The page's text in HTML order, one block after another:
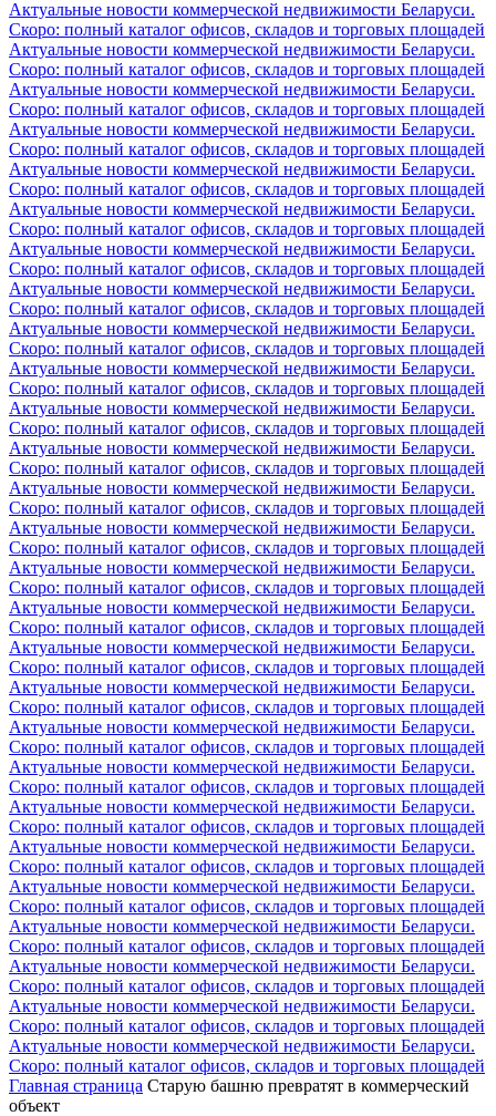
Актуальные новости коммерческой недвижимости Беларуси.
Скоро: полный каталог офисов, складов и торговых площадей
Актуальные новости коммерческой недвижимости Беларуси.
Скоро: полный каталог офисов, складов и торговых площадей
Актуальные новости коммерческой недвижимости Беларуси.
Скоро: полный каталог офисов, складов и торговых площадей
Актуальные новости коммерческой недвижимости Беларуси.
Скоро: полный каталог офисов, складов и торговых площадей
Актуальные новости коммерческой недвижимости Беларуси.
Скоро: полный каталог офисов, складов и торговых площадей
Актуальные новости коммерческой недвижимости Беларуси.
Скоро: полный каталог офисов, складов и торговых площадей
Актуальные новости коммерческой недвижимости Беларуси.
Скоро: полный каталог офисов, складов и торговых площадей
Актуальные новости коммерческой недвижимости Беларуси.
Скоро: полный каталог офисов, складов и торговых площадей
Актуальные новости коммерческой недвижимости Беларуси.
Скоро: полный каталог офисов, складов и торговых площадей
Актуальные новости коммерческой недвижимости Беларуси.
Скоро: полный каталог офисов, складов и торговых площадей
Актуальные новости коммерческой недвижимости Беларуси.
Скоро: полный каталог офисов, складов и торговых площадей
Актуальные новости коммерческой недвижимости Беларуси.
Скоро: полный каталог офисов, складов и торговых площадей
Актуальные новости коммерческой недвижимости Беларуси.
Скоро: полный каталог офисов, складов и торговых площадей
Актуальные новости коммерческой недвижимости Беларуси.
Скоро: полный каталог офисов, складов и торговых площадей
Актуальные новости коммерческой недвижимости Беларуси.
Скоро: полный каталог офисов, складов и торговых площадей
Актуальные новости коммерческой недвижимости Беларуси.
Скоро: полный каталог офисов, складов и торговых площадей
Актуальные новости коммерческой недвижимости Беларуси.
Скоро: полный каталог офисов, складов и торговых площадей
Актуальные новости коммерческой недвижимости Беларуси.
Скоро: полный каталог офисов, складов и торговых площадей
Актуальные новости коммерческой недвижимости Беларуси.
Скоро: полный каталог офисов, складов и торговых площадей
Актуальные новости коммерческой недвижимости Беларуси.
Скоро: полный каталог офисов, складов и торговых площадей
Актуальные новости коммерческой недвижимости Беларуси.
Скоро: полный каталог офисов, складов и торговых площадей
Актуальные новости коммерческой недвижимости Беларуси.
Скоро: полный каталог офисов, складов и торговых площадей
Актуальные новости коммерческой недвижимости Беларуси.
Скоро: полный каталог офисов, складов и торговых площадей
Актуальные новости коммерческой недвижимости Беларуси.
Скоро: полный каталог офисов, складов и торговых площадей
Актуальные новости коммерческой недвижимости Беларуси.
Скоро: полный каталог офисов, складов и торговых площадей
Актуальные новости коммерческой недвижимости Беларуси.
Скоро: полный каталог офисов, складов и торговых площадей
Актуальные новости коммерческой недвижимости Беларуси.
Скоро: полный каталог офисов, складов и торговых площадей
Главная страница Старую башню превратят в коммерческий
объект